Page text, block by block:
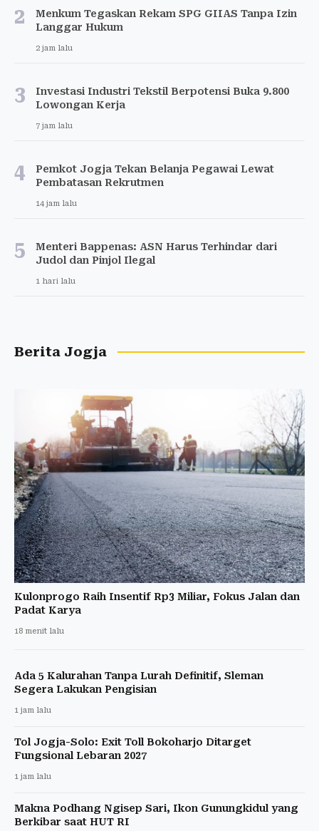
2
Menkum Tegaskan Rekam SPG GIIAS Tanpa Izin
Langgar Hukum
2 jam lalu
3
Investasi Industri Tekstil Berpotensi Buka 9.800
Lowongan Kerja
7 jam lalu
4
Pemkot Jogja Tekan Belanja Pegawai Lewat
Pembatasan Rekrutmen
14 jam lalu
5
Menteri Bappenas: ASN Harus Terhindar dari
Judol dan Pinjol Ilegal
1 hari lalu
Berita Jogja
Kulonprogo Raih Insentif Rp3 Miliar, Fokus Jalan dan
Padat Karya
18 menit lalu
Ada 5 Kalurahan Tanpa Lurah Definitif, Sleman
Segera Lakukan Pengisian
1 jam lalu
Tol Jogja-Solo: Exit Toll Bokoharjo Ditarget
Fungsional Lebaran 2027
1 jam lalu
Makna Podhang Ngisep Sari, Ikon Gunungkidul yang
Berkibar saat HUT RI